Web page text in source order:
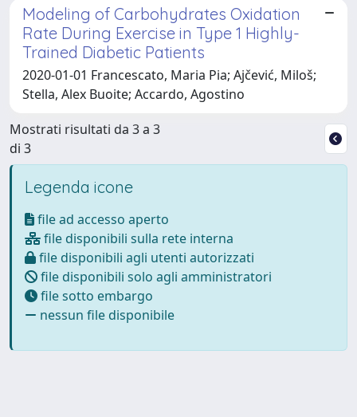
Modeling of Carbohydrates Oxidation
Rate During Exercise in Type 1 Highly-
Trained Diabetic Patients
2020-01-01 Francescato, Maria Pia; Ajčević, Miloš;
Stella, Alex Buoite; Accardo, Agostino
Mostrati risultati da 3 a 3
di 3
Legenda icone
file ad accesso aperto
file disponibili sulla rete interna
file disponibili agli utenti autorizzati
file disponibili solo agli amministratori
file sotto embargo
nessun file disponibile